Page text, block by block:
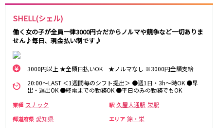
SHELL(シェル)
働く女の子が全員一律3000円☆だからノルマや競争など一切ありま
せん♪毎日、現金払い制です♪
3000円以上 ★全額日払いOK ★ノルマなし ※3000円全額支給
20:00～LAST ＜1週間毎のシフト提出＞ ●週1日・3h～時OK ●早
出・遅出OK ●終電までの勤務OK ●平日のみの勤務でもOK
業種 スナック 駅 久屋大通駅 栄駅
都道府県 愛知県 エリア 錦・栄
内部線
あすなろう四日市駅
名鉄瀬戸線
森下駅
名鉄小牧線
春日井駅
小牧駅
小牧原駅